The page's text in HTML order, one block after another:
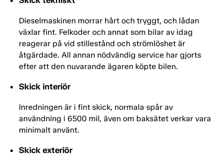
Dieselmaskinen morrar hårt och tryggt, och lådan
växlar fint. Felkoder och annat som bilar av idag
reagerar på vid stillestånd och strömlöshet är
åtgärdade. All annan nödvändig service har gjorts
efter att den nuvarande ägaren köpte bilen.
Skick interiör
Inredningen är i fint skick, normala spår av
användning i 6500 mil, även om baksätet verkar vara
minimalt använt.
Skick exteriör